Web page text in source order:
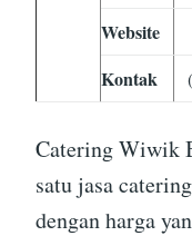
Website
Kontak
Catering Wiwik
satu jasa
dengan harga